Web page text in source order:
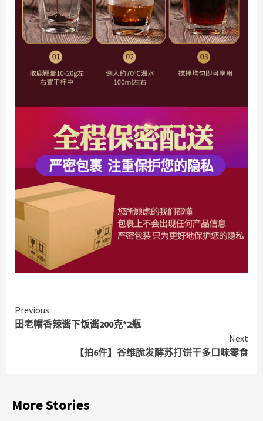
Continue
Reading
Previous
田老帽香辣酱下饭酱200克*2瓶
Next
【拍6件】谷维脆发酵苏打饼干多口味零食
More Stories